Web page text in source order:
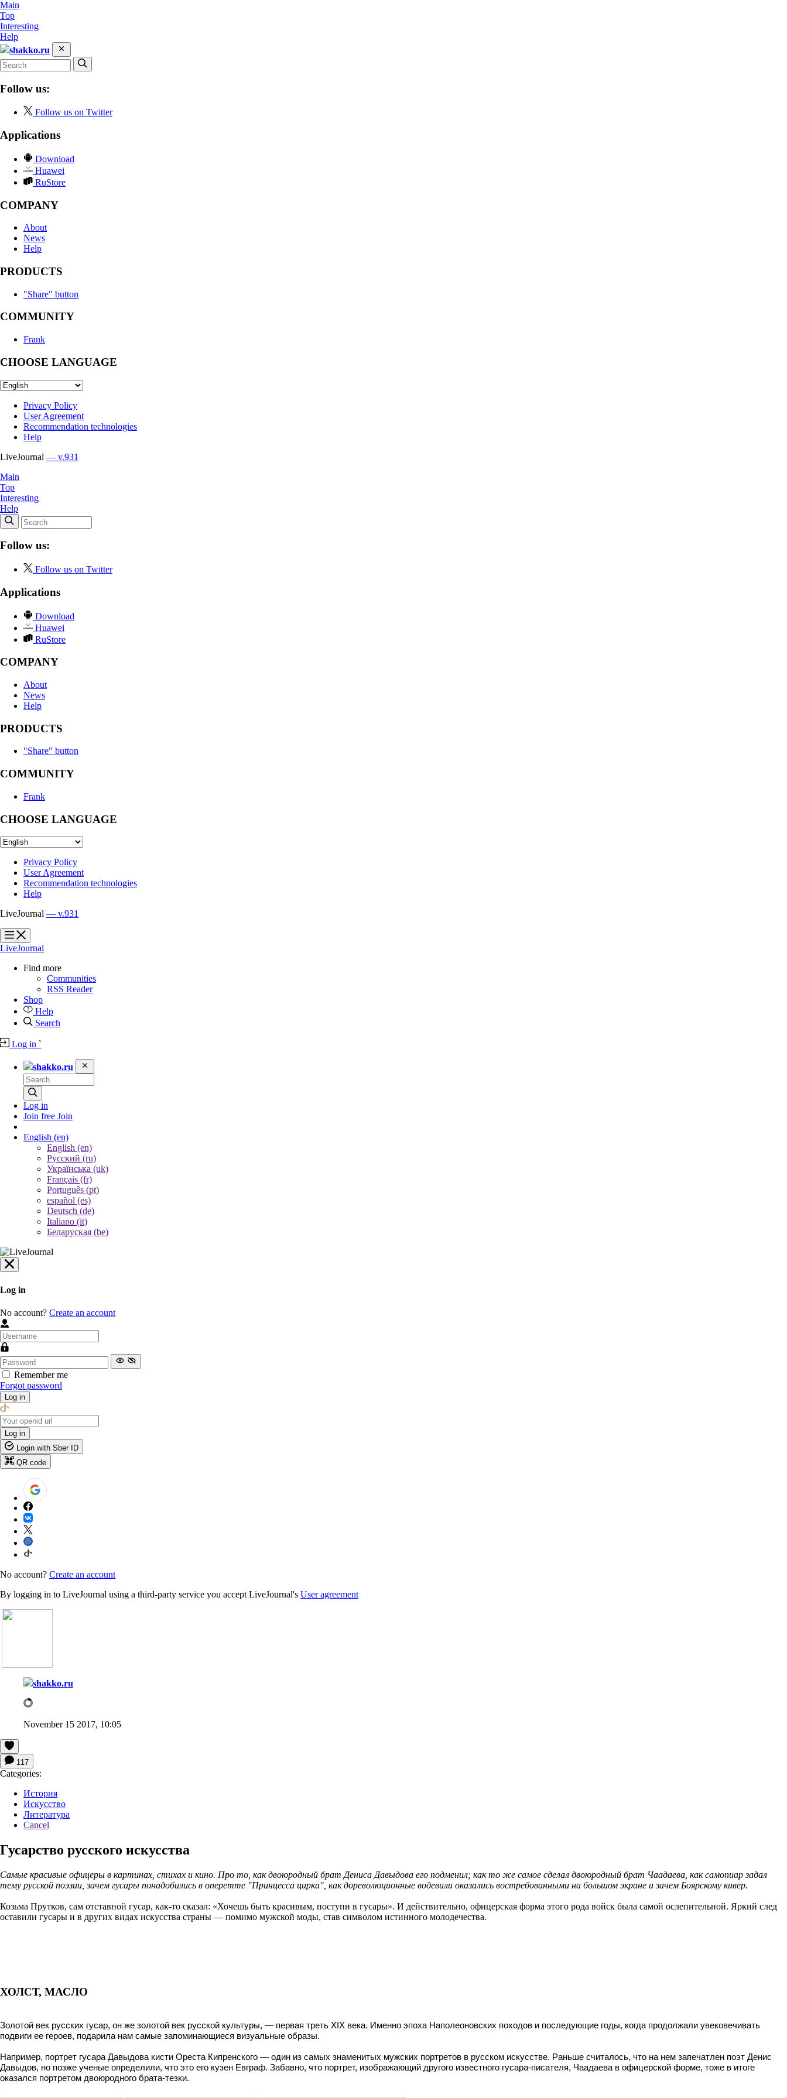
Main
Top
Interesting
Help
shakko.ru
Follow us:
Follow us on Twitter
Applications
Download
Huawei
RuStore
COMPANY
About
News
Help
PRODUCTS
"Share" button
COMMUNITY
Frank
CHOOSE LANGUAGE
Privacy Policy
User Agreement
Recommendation technologies
Help
LiveJournal — v.931
Main
Top
Interesting
Help
Follow us:
Follow us on Twitter
Applications
Download
Huawei
RuStore
COMPANY
About
News
Help
PRODUCTS
"Share" button
COMMUNITY
Frank
CHOOSE LANGUAGE
Privacy Policy
User Agreement
Recommendation technologies
Help
LiveJournal — v.931
?
?
LiveJournal
Find more
Communities
RSS Reader
Shop
Help
Search
Log in `
shakko.ru
Log in
Join free Join
English (en)
English (en)
Русский (ru)
Українська (uk)
Français (fr)
Português (pt)
español (es)
Deutsch (de)
Italiano (it)
Беларуская (be)
Log in
No account? Create an account
Remember me
Forgot password
Log in
Log in
Login with Sber ID
QR code
No account? Create an account
By logging in to LiveJournal using a third-party service you accept LiveJournal's User agreement
shakko.ru
November 15 2017, 10:05
117
Categories:
История
Искусство
Литература
Cancel
Гусарство русского искусства
Самые красивые офицеры в картинах, стихах и кино. Про то, как двоюродный брат Дениса Давыдова его подменил; как то же самое сделал двоюродный брат Чаадаева, как самопиар задал
тему русской поэзии, зачем гусары понадобились в оперетте "Принцесса цирка", как дореволюционные водевили оказались востребованными на большом экране и зачем Боярскому кивер.
Козьма Прутков, сам отставной гусар, как-то сказал: «Хочешь быть красивым, поступи в гусары». И действительно, офицерская форма этого рода войск была самой ослепительной. Яркий след
оставили гусары и в других видах искусства страны — помимо мужской моды, став символом истинного молодечества.
ХОЛСТ, МАСЛО
Золотой век русских гусар, он же золотой век русской культуры, — первая треть XIX века. Именно эпоха Наполеоновских походов и последующие годы, когда продолжали увековечивать
подвиги ее героев, подарила нам самые запоминающиеся визуальные образы.
Например, портрет гусара Давыдова кисти Ореста Кипренского — один из самых знаменитых мужских портретов в русском искусстве. Раньше считалось, что на нем запечатлен поэт Денис
Давыдов, но позже ученые определили, что это его кузен Евграф. Забавно, что портрет, изображающий другого известного гусара-писателя, Чаадаева в офицерской форме, тоже в итоге
оказался портретом двоюродного брата-тезки.